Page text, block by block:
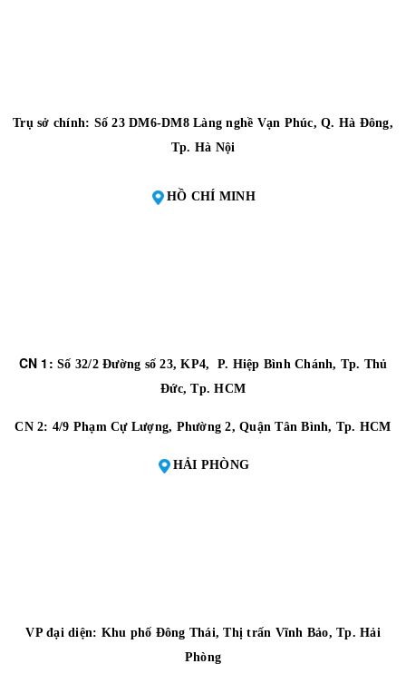
Trụ sở chính: Số 23 DM6-DM8 Làng nghề Vạn Phúc, Q. Hà Đông,
Tp. Hà Nội
HỒ CHÍ MINH
CN 1: Số 32/2 Đường số 23, KP4, P. Hiệp Bình Chánh, Tp. Thủ
Đức, Tp. HCM
CN 2: 4/9 Phạm Cự Lượng, Phường 2, Quận Tân Bình, Tp. HCM
HẢI PHÒNG
VP đại diện: Khu phố Đông Thái, Thị trấn Vĩnh Bảo, Tp. Hải
Phòng